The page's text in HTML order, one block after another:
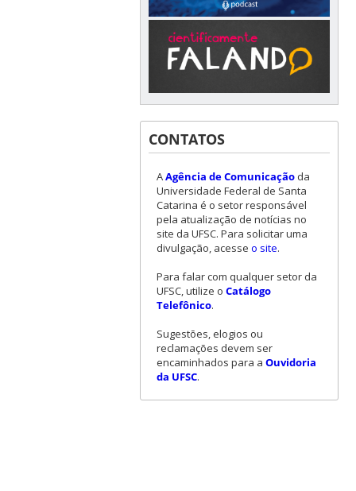
CONTATOS
AAgência de Comunicaçãoda
Universidade Federal de Santa
Catarina é o setor responsável
pela atualização de notícias no
site da UFSC. Para solicitar uma
divulgação, acesse o site.
Para falar com qualquer setor da
UFSC, utilize o Catálogo
Telefônico.
Sugestões, elogios ou
reclamações devem ser
encaminhados para a Ouvidoria
da UFSC.